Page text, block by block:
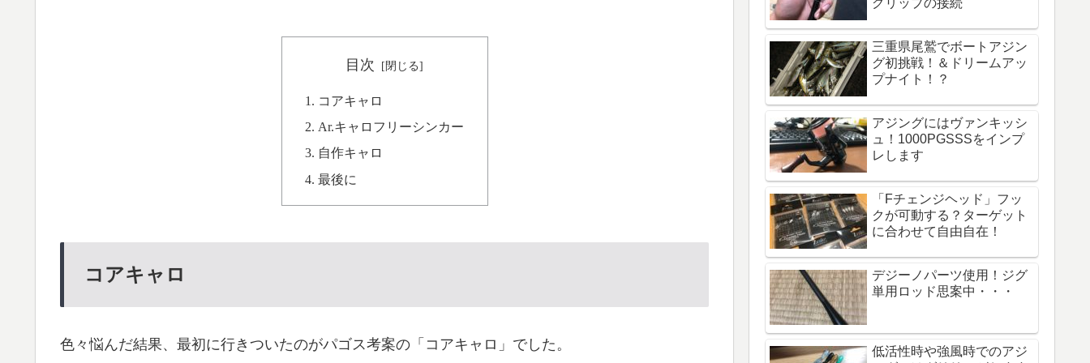
目次
コアキャロ
Ar.キャロフリーシンカー
自作キャロ
最後に
コアキャロ
色々悩んだ結果、最初に行きついたのがパゴス考案の「コアキャロ」でした。
三重県尾鷲でボートアジン
グ初挑戦！＆ドリームアッ
プナイト！？
アジングにはヴァンキッシ
ュ！1000PGSSSをインプ
レします
「Fチェンジヘッド」フッ
クが可動する？ターゲット
に合わせて自由自在！
デジーノパーツ使用！ジグ
単用ロッド思案中・・・
低活性時や強風時でのアジ